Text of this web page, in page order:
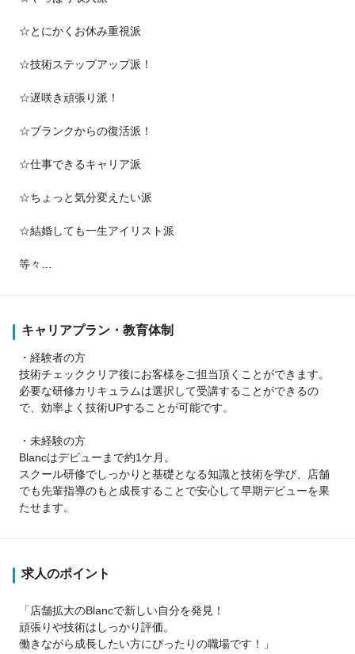
☆とにかくお休み重視派
☆技術ステップアップ派！
☆遅咲き頑張り派！
☆ブランクからの復活派！
☆仕事できるキャリア派
☆ちょっと気分変えたい派
☆結婚しても一生アイリスト派
等々…
キャリアプラン・教育体制
・経験者の方
技術チェッククリア後にお客様をご担当頂くことができます。
必要な研修カリキュラムは選択して受講することができるの
で、効率よく技術UPすることが可能です。
・未経験の方
Blancはデビューまで約1ケ月。
スクール研修でしっかりと基礎となる知識と技術を学び、店舗
でも先輩指導のもと成長することで安心して早期デビューを果
たせます。
求人のポイント
「店舗拡大のBlancで新しい自分を発見！
頑張りや技術はしっかり評価。
働きながら成長したい方にぴったりの職場です！」